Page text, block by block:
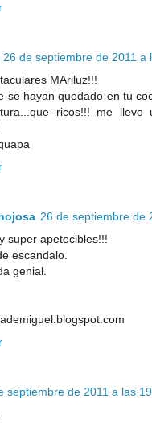
26 de septiembre de 2011 a
MAriluz!!!
se hayan quedado en tu
ricos!!! me llevo
26 de septiembre de
super apetecibles!!!
escandalo.
genial.
septiembre de 2011 a las